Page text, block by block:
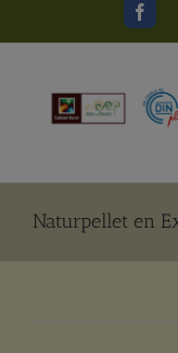
Naturpellet en